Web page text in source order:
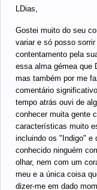
LDias,
Gostei muito do seu
variar e só posso sorrir
contentamento pela
essa alma gémea que
mas também por me
comentário
tempo atrás ouvi de
conhecer muita gente
características muito
incluindo os "Indigo" e
conhecido ninguém
olhar, nem com um
meu e a única coisa
dizer-me em dado